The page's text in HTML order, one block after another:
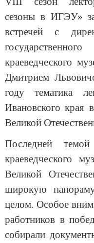
сезоны в ИГЭУ»
встречей с
краеведческого
Дмитрием
году тематика
Ивановского края
Великой
Последней
краеведческого
Великой
широкую
целом. Особое
работников в
собирали